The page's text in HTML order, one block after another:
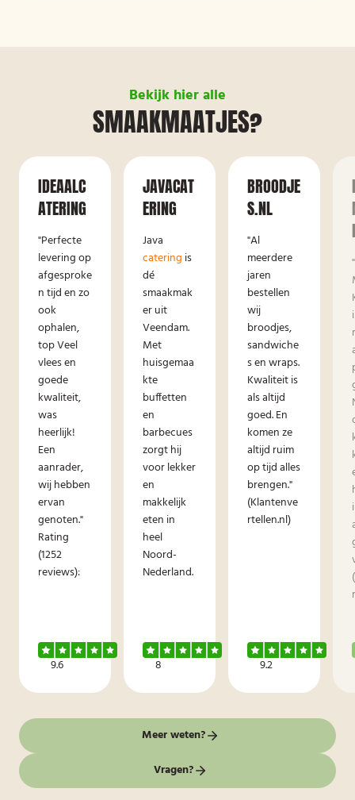
Bekijk hier alle
SMAAKMAATJES?
IDEAALC
ATERING
"Perfecte
levering op
afgesproke
n tijd en zo
ook
ophalen,
top Veel
vlees en
goede
kwaliteit,
was
heerlijk!
Een
aanrader,
wij hebben
ervan
genoten."
Rating
(1252
reviews):
9.6
JAVACAT
ERING
Java
catering is
dé
smaakmak
er uit
Veendam.
Met
huisgemaa
kte
buffetten
en
barbecues
zorgt hij
voor lekker
en
makkelijk
eten in
heel
Noord-
Nederland.
8
BROODJE
S.NL
"Al
meerdere
jaren
bestellen
wij
broodjes,
sandwiche
s en wraps.
Kwaliteit is
als altijd
goed. En
komen ze
altijd ruim
op tijd alles
brengen."
(Klantenve
rtellen.nl)
9.2
Meer weten?
Vragen?